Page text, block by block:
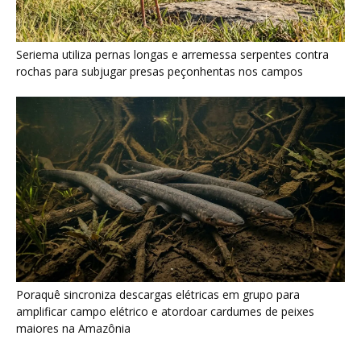
Seriema utiliza pernas longas e arremessa serpentes contra
rochas para subjugar presas peçonhentas nos campos
Poraquê sincroniza descargas elétricas em grupo para
amplificar campo elétrico e atordoar cardumes de peixes
maiores na Amazônia